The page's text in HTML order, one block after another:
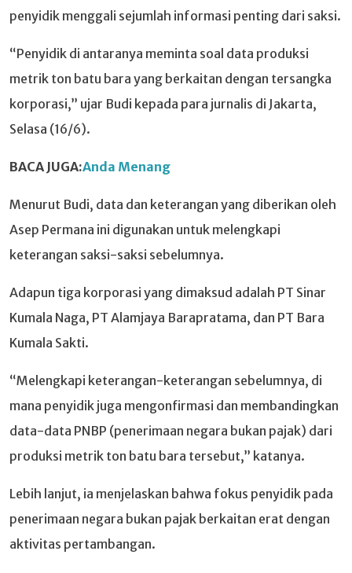
penyidik menggali sejumlah informasi penting dari saksi.
“Penyidik di antaranya meminta soal data produksi
metrik ton batu bara yang berkaitan dengan tersangka
korporasi,” ujar Budi kepada para jurnalis di Jakarta,
Selasa (16/6).
BACA JUGA:Anda Menang
Menurut Budi, data dan keterangan yang diberikan oleh
Asep Permana ini digunakan untuk melengkapi
keterangan saksi-saksi sebelumnya.
Adapun tiga korporasi yang dimaksud adalah PT Sinar
Kumala Naga, PT Alamjaya Barapratama, dan PT Bara
Kumala Sakti.
“Melengkapi keterangan-keterangan sebelumnya, di
mana penyidik juga mengonfirmasi dan membandingkan
data-data PNBP (penerimaan negara bukan pajak) dari
produksi metrik ton batu bara tersebut,” katanya.
Lebih lanjut, ia menjelaskan bahwa fokus penyidik pada
penerimaan negara bukan pajak berkaitan erat dengan
aktivitas pertambangan.